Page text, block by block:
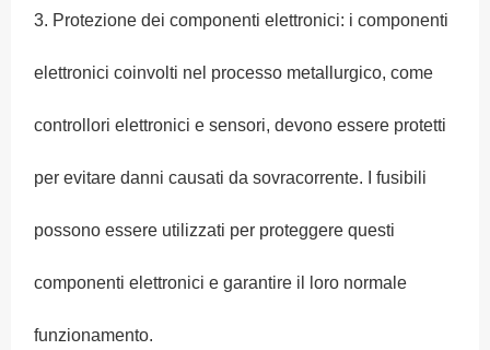
3. Protezione dei componenti elettronici: i componenti
elettronici coinvolti nel processo metallurgico, come
controllori elettronici e sensori, devono essere protetti
per evitare danni causati da sovracorrente. I fusibili
possono essere utilizzati per proteggere questi
componenti elettronici e garantire il loro normale
funzionamento.